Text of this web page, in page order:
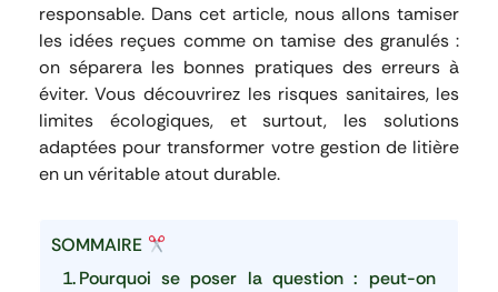
responsable. Dans cet article, nous allons tamiser
les idées reçues comme on tamise des granulés :
on séparera les bonnes pratiques des erreurs à
éviter. Vous découvrirez les risques sanitaires, les
limites écologiques, et surtout, les solutions
adaptées pour transformer votre gestion de litière
en un véritable atout durable.
SOMMAIRE
Pourquoi se poser la question : peut-on